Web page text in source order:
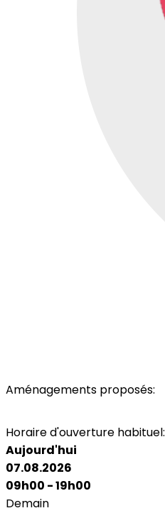
Aménagements proposés:
Horaire d'ouverture habituel:
Aujourd'hui
07.08.2026
09h00 - 19h00
Demain